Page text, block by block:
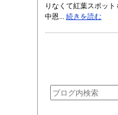
りなくて紅葉スポッ
中恩... 続きを読む